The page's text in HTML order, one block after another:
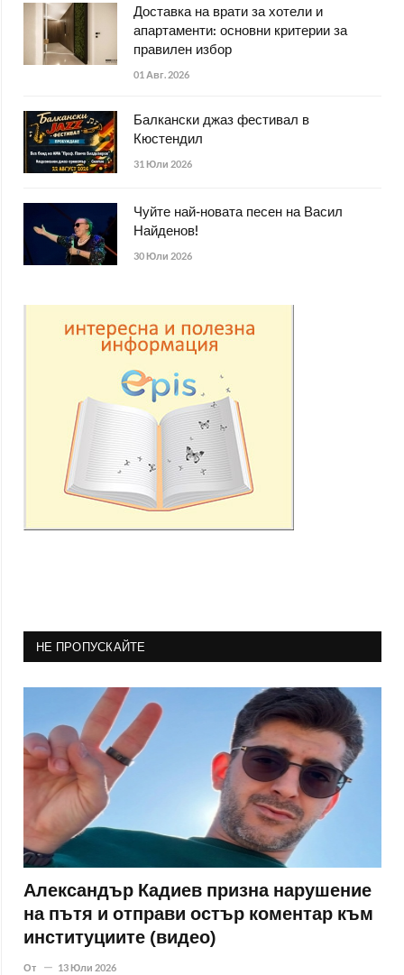
Доставка на врати за хотели и
апартаменти: основни критерии за
правилен избор
01 Авг. 2026
Балкански джаз фестивал в
Кюстендил
31 Юли 2026
Чуйте най-новата песен на Васил
Найденов!
30 Юли 2026
НЕ ПРОПУСКАЙТЕ
Александър Кадиев призна нарушение
на пътя и отправи остър коментар към
институциите (видео)
От 13 Юли 2026